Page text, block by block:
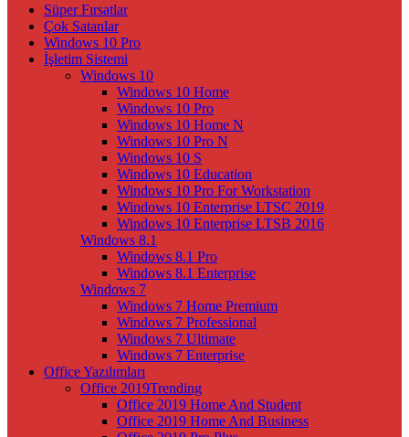
Süper Fırsatlar
Çok Satanlar
Windows 10 Pro
İşletim Sistemi
Windows 10
Windows 10 Home
Windows 10 Pro
Windows 10 Home N
Windows 10 Pro N
Windows 10 S
Windows 10 Education
Windows 10 Pro For Workstation
Windows 10 Enterprise LTSC 2019
Windows 10 Enterprise LTSB 2016
Windows 8.1
Windows 8.1 Pro
Windows 8.1 Enterprise
Windows 7
Windows 7 Home Premium
Windows 7 Professional
Windows 7 Ultimate
Windows 7 Enterprise
Office Yazılımları
Office 2019Trending
Office 2019 Home And Student
Office 2019 Home And Business